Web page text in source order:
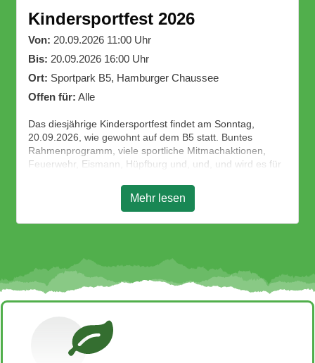
Kindersportfest 2026
Von: 20.09.2026 11:00 Uhr
Bis: 20.09.2026 16:00 Uhr
Ort: Sportpark B5, Hamburger Chaussee
Offen für: Alle
Das diesjährige Kindersportfest findet am Sonntag,
20.09.2026, wie gewohnt auf dem B5 statt. Buntes
Rahmenprogramm, viele sportliche Mitmachaktionen,
Feuerwehr, Eismann, Hüpfburg und, und, und wird es für
Wir freuen uns über viele Besucher!
Mehr lesen